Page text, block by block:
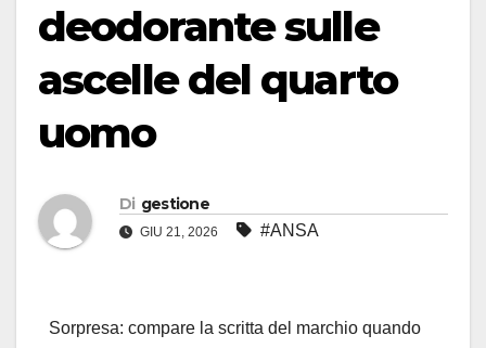
deodorante sulle
ascelle del quarto
uomo
Di gestione
GIU 21, 2026 #ANSA
Sorpresa: compare la scritta del marchio quando